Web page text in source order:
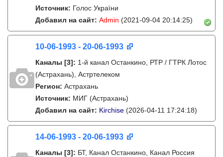
Источник: Голос України
Добавил на сайт: Admin (2021-09-04 20:14:25)
10-06-1993 - 20-06-1993
Каналы [3]: 1-й канал Останкино, РТР / ГТРК Лотос
(Астрахань), Астртелеком
Регион: Астрахань
Источник: МИГ (Астрахань)
Добавил на сайт: Kirchise (2026-04-11 17:24:18)
14-06-1993 - 20-06-1993
Каналы [3]: БТ, Канал Останкино, Канал Россия